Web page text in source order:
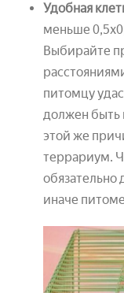
Удобная
меньше
Выбирайте
питомцу
должен быть
этой же
террариум.
иначе